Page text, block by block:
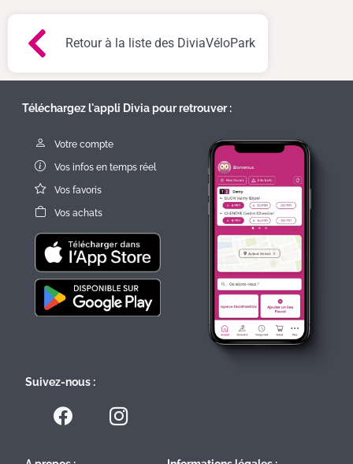
Retour à la liste des DiviaVéloPark
Téléchargez l'appli Divia pour retrouver :
Votre compte
Vos infos en temps réel
Vos favoris
Vos achats
Suivez-nous :